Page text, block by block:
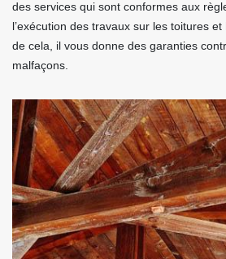
des services qui sont conformes aux
l’exécution des travaux sur les toitures
de cela, il vous donne des garanties
malfaçons.